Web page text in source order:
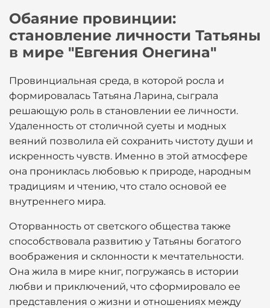
Обаяние провинции:
становление личности Татьяны
в мире "Евгения Онегина"
Провинциальная среда, в которой росла и
формировалась Татьяна Ларина, сыграла
решающую роль в становлении ее личности.
Удаленность от столичной суеты и модных
веяний позволила ей сохранить чистоту души и
искренность чувств. Именно в этой атмосфере
она прониклась любовью к природе, народным
традициям и чтению, что стало основой ее
внутреннего мира.
Оторванность от светского общества также
способствовала развитию у Татьяны богатого
воображения и склонности к мечтательности.
Она жила в мире книг, погружаясь в истории
любви и приключений, что сформировало ее
представления о жизни и отношениях между